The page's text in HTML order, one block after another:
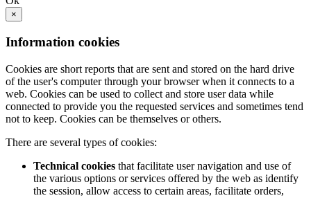
×
Information cookies
Cookies are short reports that are sent and stored on the hard drive
of the user's computer through your browser when it connects to a
web. Cookies can be used to collect and store user data while
connected to provide you the requested services and sometimes tend
not to keep. Cookies can be themselves or others.
There are several types of cookies:
Technical cookies that facilitate user navigation and use of
the various options or services offered by the web as identify
the session, allow access to certain areas, facilitate orders,